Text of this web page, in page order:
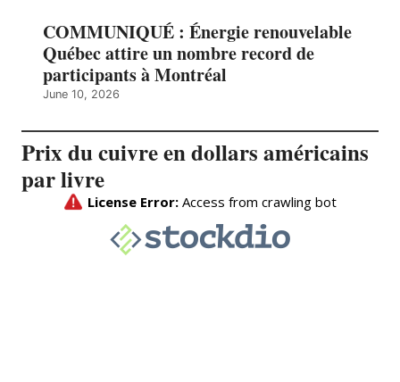
COMMUNIQUÉ : Énergie renouvelable
Québec attire un nombre record de
participants à Montréal
June 10, 2026
Prix du cuivre en dollars américains
par livre